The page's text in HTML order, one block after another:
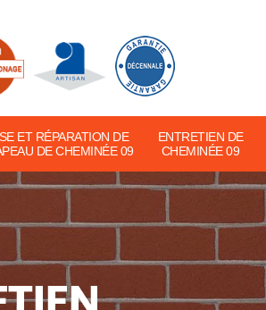
ET RÉPARATION DE
DE CHEMINÉE 09
ENTRETIEN DE
CHEMINÉE 09